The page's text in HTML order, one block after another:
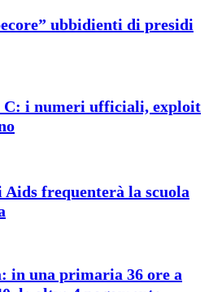
ubbidienti di presidi
C: i numeri ufficiali, exploit
frequenterà la scuola
in una primaria 36 ore a